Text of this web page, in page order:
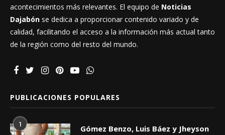
acontecimientos más relevantes. El equipo de Noticias
Dajabón se dedica a proporcionar contenido variado y de
calidad, facilitando el acceso a la información más actual tanto
de la región como del resto del mundo.
PUBLICACIONES POPULARES
1
Gómez Benzo, Luis Báez y Jheyson